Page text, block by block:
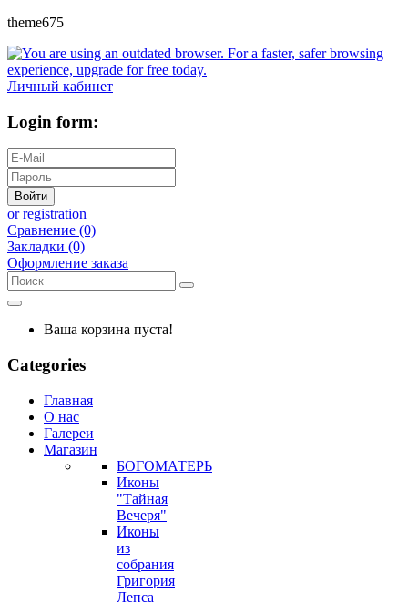
theme675
Личный кабинет
Login form:
Войти
or registration
Сравнение (0)
Закладки (0)
Оформление заказа
Ваша корзина пуста!
Categories
Главная
О нас
Галереи
Магазин
БОГОМАТЕРЬ
Иконы
"Тайная
Вечеря"
Иконы
из
собрания
Григория
Лепса